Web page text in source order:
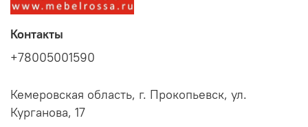
Контакты
+78005001590
Кемеровская область, г. Прокопьевск, ул.
Курганова, 17